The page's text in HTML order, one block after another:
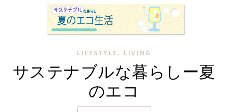
LIFESTYLE , LIVING
サステナブルな暮らしー夏
のエコ